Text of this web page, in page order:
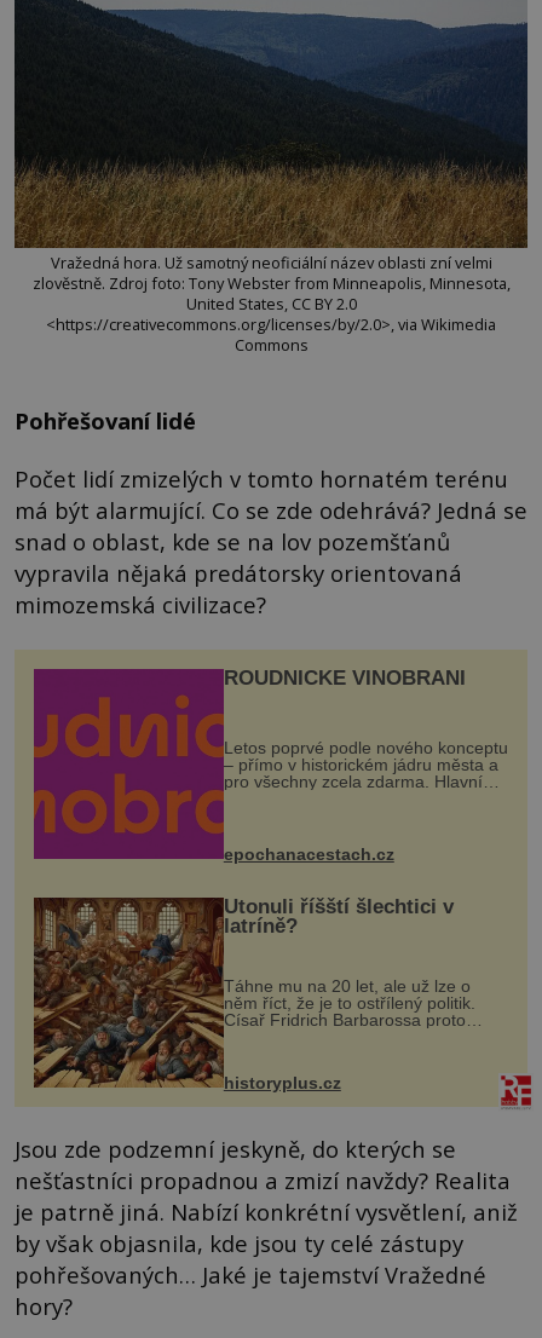
Vražedná hora. Už samotný neoficiální název oblasti zní velmi
zlověstně. Zdroj foto: Tony Webster from Minneapolis, Minnesota,
United States, CC BY 2.0
<https://creativecommons.org/licenses/by/2.0>, via Wikimedia
Commons
Pohřešovaní lidé
Počet lidí zmizelých v tomto hornatém terénu
má být alarmující. Co se zde odehrává? Jedná se
snad o oblast, kde se na lov pozemšťanů
vypravila nějaká predátorsky orientovaná
mimozemská civilizace?
ROUDNICKÉ VINOBRANÍ
Letos poprvé podle nového konceptu
– přímo v historickém jádru města a
pro všechny zcela zdarma. Hlavní
program se odehraje na Karlově a
mohou těšit na víno, burčák, pes...
epochanacestach.cz
Utonuli říšští šlechtici v
latríně?
Táhne mu na 20 let, ale už lze o
něm říct, že je to ostřílený politik.
Císař Fridrich Barbarossa proto
posílá svého syna a dědice Jindřicha
VI. do Erfurtu, aby se stal
prostředníkem při řešení sporu m...
historyplus.cz
Jsou zde podzemní jeskyně, do kterých se
nešťastníci propadnou a zmizí navždy? Realita
je patrně jiná. Nabízí konkrétní vysvětlení, aniž
by však objasnila, kde jsou ty celé zástupy
pohřešovaných… Jaké je tajemství Vražedné
hory?